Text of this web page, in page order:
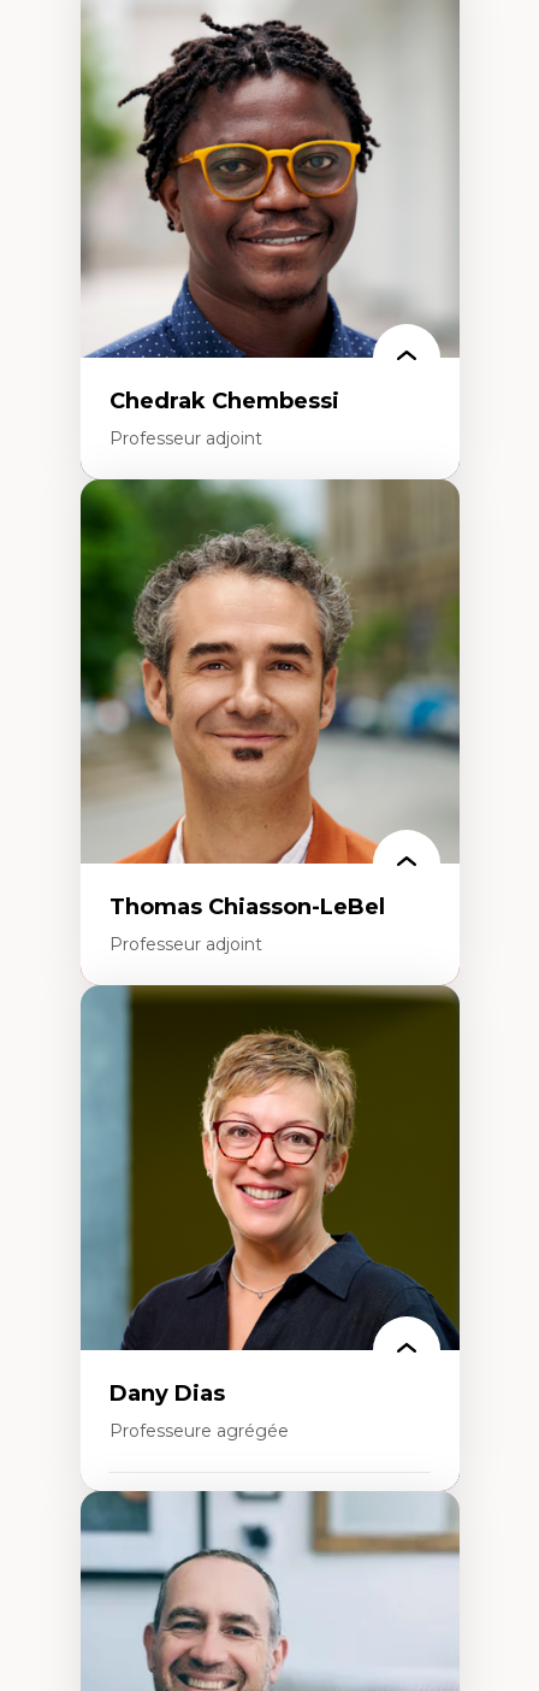
Expertises
Trajectoires migratoires
Migrations forcées
Études des frontières; Enjeux géopolitiques
des migrations
Politiques migratoires
Réfugiés
Demandeurs d’asile
Migrations irrégulières
Migrations temporaires
Migration et changement climatique
Migration et développement
Chedrak Chembessi
Professeur adjoint
Économie circulaire
Modèles d’affaires durables
Histoire des faits économiques
Gestion durable des ressources naturelles
Écologie industrielle
Aménagement durable du territoire
Développement régional
Coopératives
Télétravail en milieu rural francophone
Transition socio-écologique
Thomas Chiasson-LeBel
Professeur adjoint
Théories du développement
Économie politique comparée
Élites économiques
Sociologie économique
Extractivisme
Classes sociales
Mouvements sociaux
Théories de l’État
Dany Dias
Professeure agrégée
Pédagogies critiques et justice sociale
Éthique relationnelle et sollicitude en
éducation
Décolonisation et autochtonisation de la
formation à l’enseignement
Littératie et didactique du français
Éducation inclusive
Formation à l’enseignement en contexte